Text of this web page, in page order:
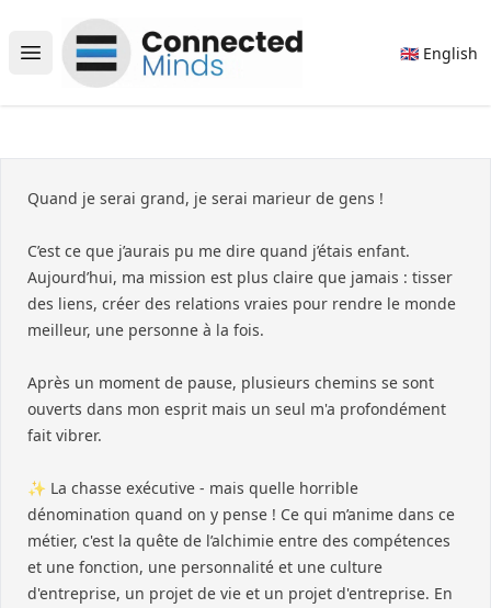
Open main menu
Connected Minds
🇬🇧 English
Quand je serai grand, je serai marieur de gens !
C’est ce que j’aurais pu me dire quand j’étais enfant.
Aujourd’hui, ma mission est plus claire que jamais : tisser
des liens, créer des relations vraies pour rendre le monde
meilleur, une personne à la fois.
Après un moment de pause, plusieurs chemins se sont
ouverts dans mon esprit mais un seul m'a profondément
fait vibrer.
✨ La chasse exécutive - mais quelle horrible
dénomination quand on y pense ! Ce qui m’anime dans ce
métier, c'est la quête de l’alchimie entre des compétences
et une fonction, une personnalité et une culture
d'entreprise, un projet de vie et un projet d'entreprise. En